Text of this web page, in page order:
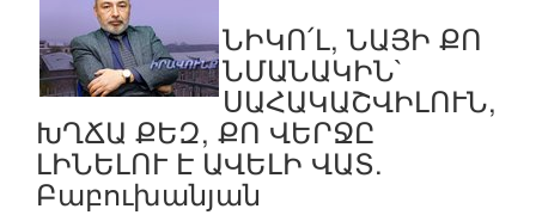
ՆԻԿՈ՛Լ, ՆԱՅԻ ՔՈ
ՆՄԱՆԱԿԻՆ`
ՍԱՀԱԿԱՇՎԻԼՈՒՆ,
ԽՂՃԱ ՔԵԶ, ՔՈ ՎԵՐՋԸ
ԼԻՆԵԼՈՒ Է ԱՎԵԼԻ ՎԱՏ.
Բաբուխանյան